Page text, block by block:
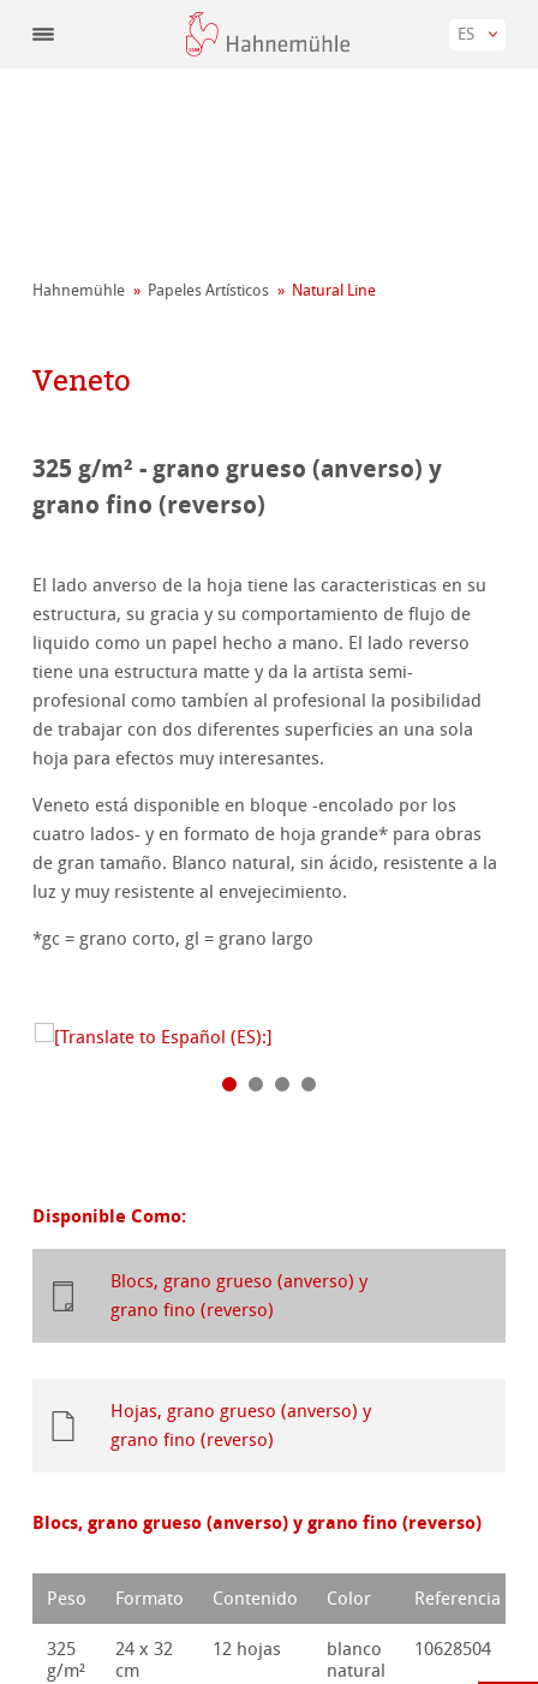
ES
Hahnemühle Papeles Artísticos Natural Line
Veneto
325 g/m² - grano grueso (anverso) y
grano fino (reverso)
El lado anverso de la hoja tiene las caracteristicas en su
estructura, su gracia y su comportamiento de flujo de
liquido como un papel hecho a mano. El lado reverso
tiene una estructura matte y da la artista semi-
profesional como tambíen al profesional la posibilidad
de trabajar con dos diferentes superficies an una sola
hoja para efectos muy interesantes.
Veneto está disponible en bloque -encolado por los
cuatro lados- y en formato de hoja grande* para obras
de gran tamaño. Blanco natural, sin ácido, resistente a la
luz y muy resistente al envejecimiento.
*gc = grano corto, gl = grano largo
Disponible Como:
Blocs, grano grueso (anverso) y
grano fino (reverso)
Hojas, grano grueso (anverso) y
grano fino (reverso)
Blocs, grano grueso (anverso) y grano fino (reverso)
Peso Formato Contenido Color Referencia
325
g/m²
24 x 32
cm
12 hojas
blanco
natural
10628504